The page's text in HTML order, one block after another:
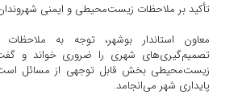
تأکید بر ملاحظات زیست‌محیطی و ایمنی
معاون استاندار بوشهر، توجه به
تصمیم‌گیری‌های شهری را ضروری خواند و
زیست‌محیطی بخش قابل توجهی از مسائل
پایداری شهر می‌انجامد.